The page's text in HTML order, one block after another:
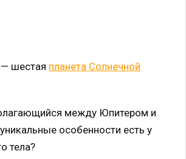
— шестая планета Солнечной
между Юпитером и
особенности есть у
тела?